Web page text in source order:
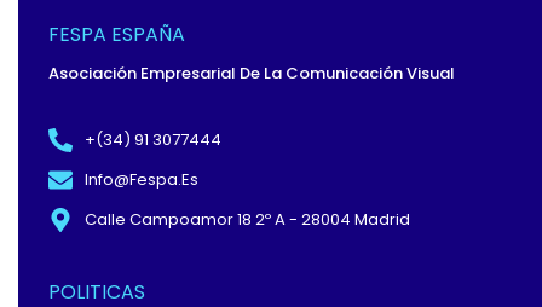
F
FESPA ESPAÑA
Asociación Empresarial De La Comunicación Visual
+(34) 91 3077444
Info@fespa.es
Calle Campoamor 18 2º A - 28004 Madrid
POLITICAS